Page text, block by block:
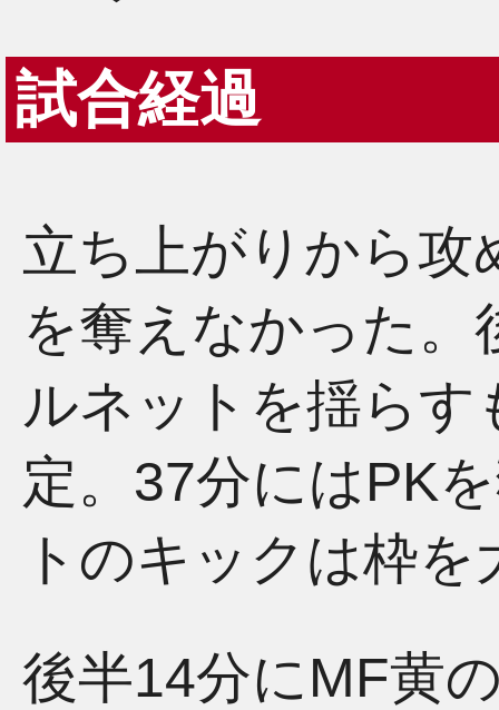
試合経過
立ち上がりから攻
を奪えなかった。
ルネットを揺ら
定。37分にはPK
トのキックは枠
後半14分にMF黄